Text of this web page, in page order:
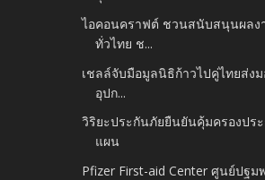
ไอคอนคราฟต์ ชวนสนับสนุนผล
ทั่วไทย ช...
เชลล์จับมือมูลนิธิก้าวไปคู่ไทยส่ง
อุปก...
วิริยะประกันภัยยืนยันคุ้มครองปร
แผน
Pfizer First-aid Center ศูนย์ปฐ